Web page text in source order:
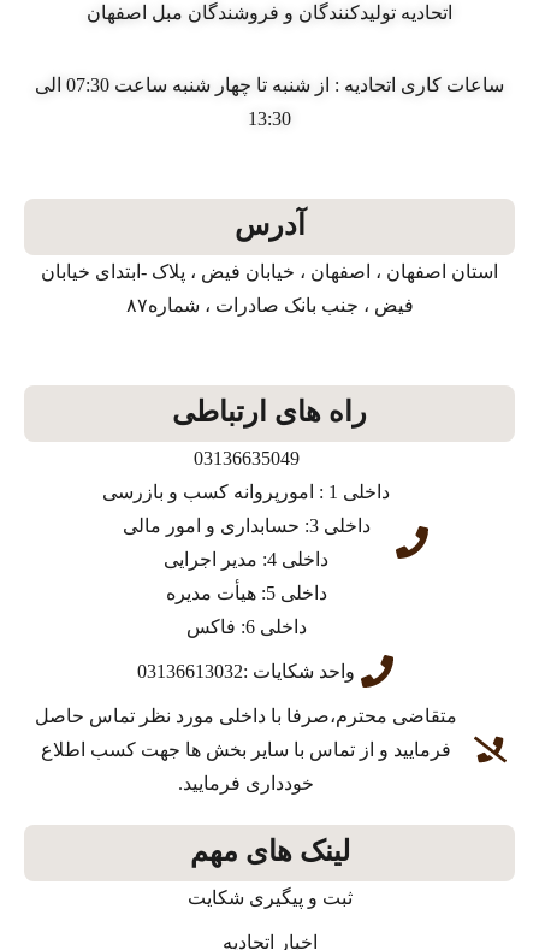
اتحادیه تولیدکنندگان و فروشندگان مبل اصفهان
ساعات کاری اتحادیه : از شنبه تا چهار شنبه ساعت 07:30 الی
13:30
آدرس
استان اصفهان ، اصفهان ، خیابان فیض ، پلاک -ابتدای خیابان
فیض ، جنب بانک صادرات ، شماره۸۷
راه های ارتباطی
03136635049
داخلی 1 : امورپروانه کسب و بازرسی
داخلی 3: حسابداری و امور مالی
داخلی 4: مدیر اجرایی
داخلی 5: هیأت مدیره
داخلی 6: فاکس
واحد شکایات :03136613032
متقاضی محترم،صرفا با داخلی مورد نظر تماس حاصل
فرمایید و از تماس با سایر بخش ها جهت کسب اطلاع
خودداری فرمایید.
لینک های مهم
ثبت و پیگیری شکایت
اخبار اتحادیه